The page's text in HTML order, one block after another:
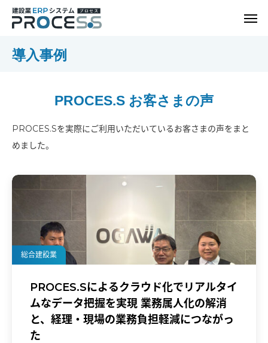
導入事例
PROCES.S お客さまの声
PROCES.Sを実際にご利用いただいているお客さまの声をまと
めました。
総合建設業
PROCES.Sによるクラウド化でリアルタイ
ムなデータ把握を実現 業務属人化の解消
と、経理・現場の業務負担軽減につながっ
た